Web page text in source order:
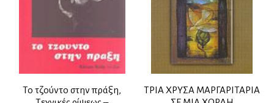
Το τζούντο στην πράξη,
ΤΡΙΑ ΧΡΥΣΑ ΜΑΡΓΑΡΙΤΑΡΙΑ